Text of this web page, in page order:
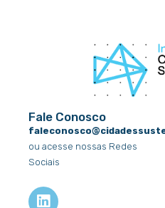
Fale Conosco
ou acesse nossas Redes
Sociais
L